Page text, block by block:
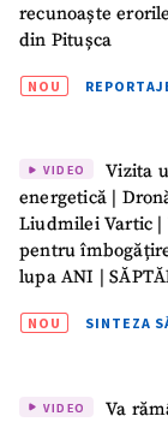
recunoaște
din Pitușca
NOU
VIDEO
Vizita
energetică |
Liudmilei Vartic |
pentru
lupa ANI |
NOU SINTEZA
VIDEO
Va